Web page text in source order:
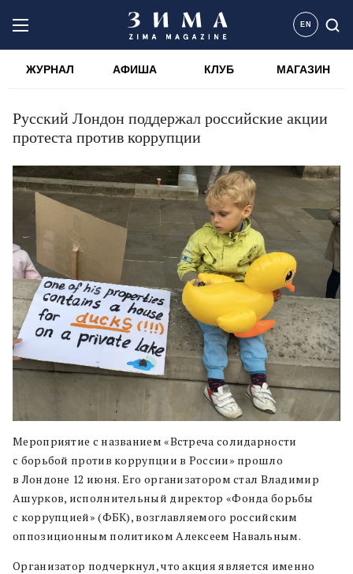
EN
ЖУРНАЛ АФИША КЛУБ МАГАЗИН
Русский Лондон поддержал российские акции
протеста против коррупции
Мероприятие с названием «Встреча солидарности
с борьбой против коррупции в России» прошло
в Лондоне 12 июня. Его организатором стал Владимир
Ашурков, исполнительный директор «Фонда борьбы
с коррупцией» (ФБК), возглавляемого российским
оппозиционным политиком Алексеем Навальным.
Организатор подчеркнул, что акция является именно